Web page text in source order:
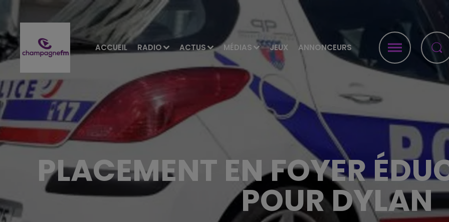
ACCUEIL RADIO ACTUS MÉDIAS JEUX ANNONCEURS
PLACEMENT EN FOYER
POUR DYLAN